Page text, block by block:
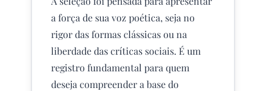
a força de sua voz poética, seja no
rigor das formas clássicas ou na
liberdade das críticas sociais. É um
registro fundamental para quem
deseja compreender a base do